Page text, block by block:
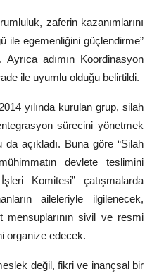
zaferin kazanımlarını
ile egemenliğini güçlendirme”
Ayrıca adımın Koordinasyon
ile uyumlu olduğu belirtildi.
yılında kurulan grup, silah
sürecini yönetmek
açıkladı. Buna göre “Silah
devlete teslimini
Komitesi” çatışmalarda
aileleriyle ilgilenecek,
mensuplarının sivil ve resmi
organize edecek.
değil, fikri ve inançsal bir